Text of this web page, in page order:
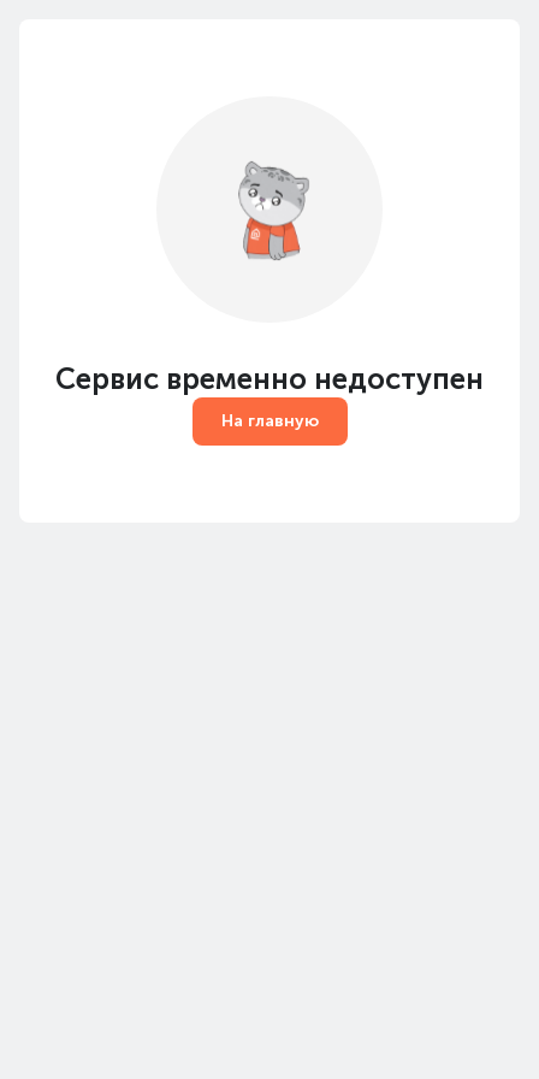
Сервис временно недоступен
На главную